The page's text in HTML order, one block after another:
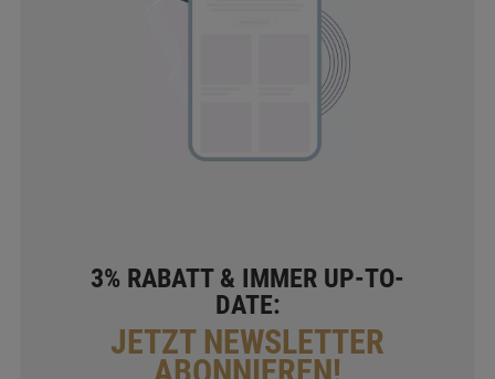
3% RABATT & IMMER UP-TO-
DATE:
JETZT NEWSLETTER